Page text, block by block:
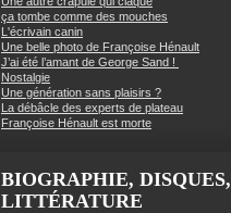
ça tombe comme des mouches
L'écrivain canin
Une belle photo de Françoise Hénault
J’ai été l’amant de George Sand !
Nostalgie
Une génération sans plaisirs ?
La débâcle des experts de plateau
Françoise Hénault est morte
BIOGRAPHIE, DISQUES,
LITTÉRATURE